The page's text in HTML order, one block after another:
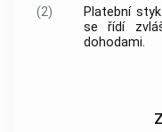
(2)
Platební
se řídí
dohodami.